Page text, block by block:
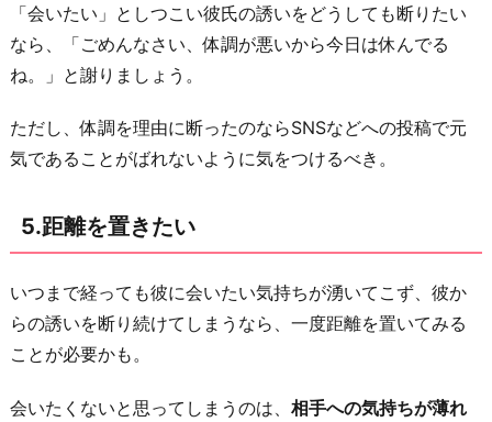
「会いたい」としつこい彼氏の誘いをどうしても断りたい
なら、「ごめんなさい、体調が悪いから今日は休んでる
ね。」と謝りましょう。
ただし、体調を理由に断ったのならSNSなどへの投稿で元
気であることがばれないように気をつけるべき。
5.距離を置きたい
いつまで経っても彼に会いたい気持ちが湧いてこず、彼か
らの誘いを断り続けてしまうなら、一度距離を置いてみる
ことが必要かも。
会いたくないと思ってしまうのは、 相手への気持ちが薄れ